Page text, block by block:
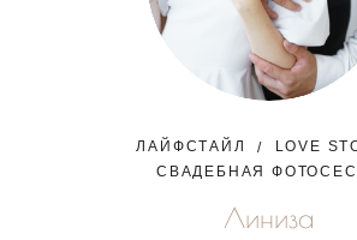
ЛАЙФСТАЙЛ
LOVE
СВАДЕБНАЯ
Линиза